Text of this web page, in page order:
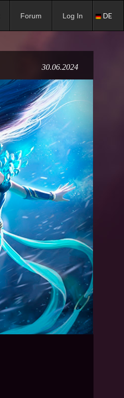
Forum Log In DE
30.06.2024